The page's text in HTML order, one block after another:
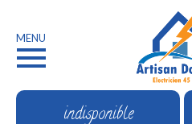
MENU
indisponible